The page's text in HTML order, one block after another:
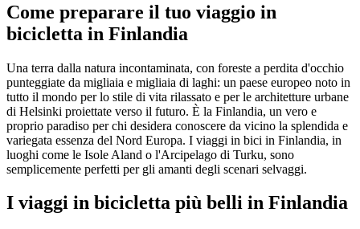
Come preparare il tuo viaggio in
bicicletta in Finlandia
Una terra dalla natura incontaminata, con foreste a perdita d'occhio
punteggiate da migliaia e migliaia di laghi: un paese europeo noto in
tutto il mondo per lo stile di vita rilassato e per le architetture urbane
di Helsinki proiettate verso il futuro. È la Finlandia, un vero e
proprio paradiso per chi desidera conoscere da vicino la splendida e
variegata essenza del Nord Europa. I viaggi in bici in Finlandia, in
luoghi come le Isole Aland o l'Arcipelago di Turku, sono
semplicemente perfetti per gli amanti degli scenari selvaggi.
I viaggi in bicicletta più belli in Finlandia